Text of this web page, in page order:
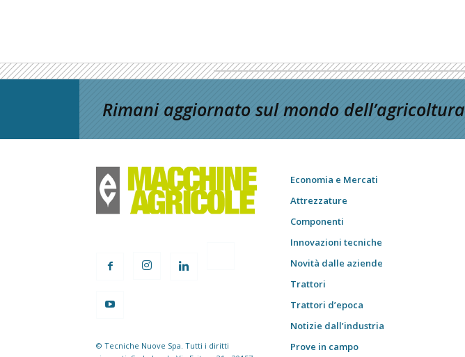
Rimani aggiornato sul mondo dell’agricoltura
© Tecniche Nuove Spa. Tutti i diritti
Economia e Mercati
Attrezzature
Componenti
Innovazioni tecniche
Novità dalle aziende
Trattori
Trattori d’epoca
Notizie dall’industria
Prove in campo